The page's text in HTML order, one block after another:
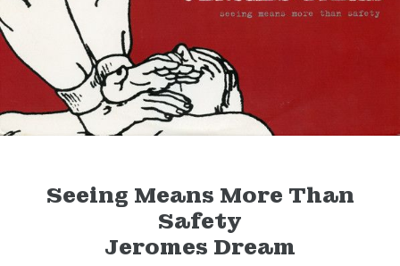
Seeing Means More Than
Safety
Jeromes Dream